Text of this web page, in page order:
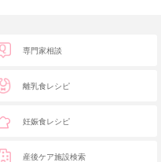
専門家相談
離乳食レシピ
妊娠食レシピ
産後ケア施設検索